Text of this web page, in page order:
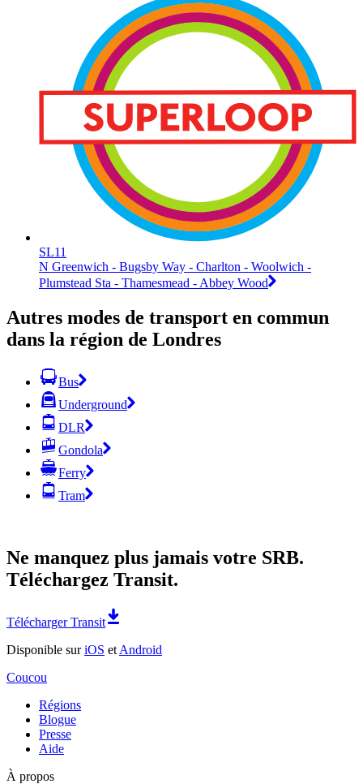
SL11
N Greenwich - Bugsby Way - Charlton - Woolwich -
Plumstead Sta - Thamesmead - Abbey Wood
Autres modes de transport en commun
dans la région de Londres
Bus
Underground
DLR
Gondola
Ferry
Tram
Ne manquez plus jamais votre SRB.
Téléchargez Transit.
Télécharger Transit
Disponible suriOS et Android
Coucou
Régions
Blogue
Presse
Aide
À propos